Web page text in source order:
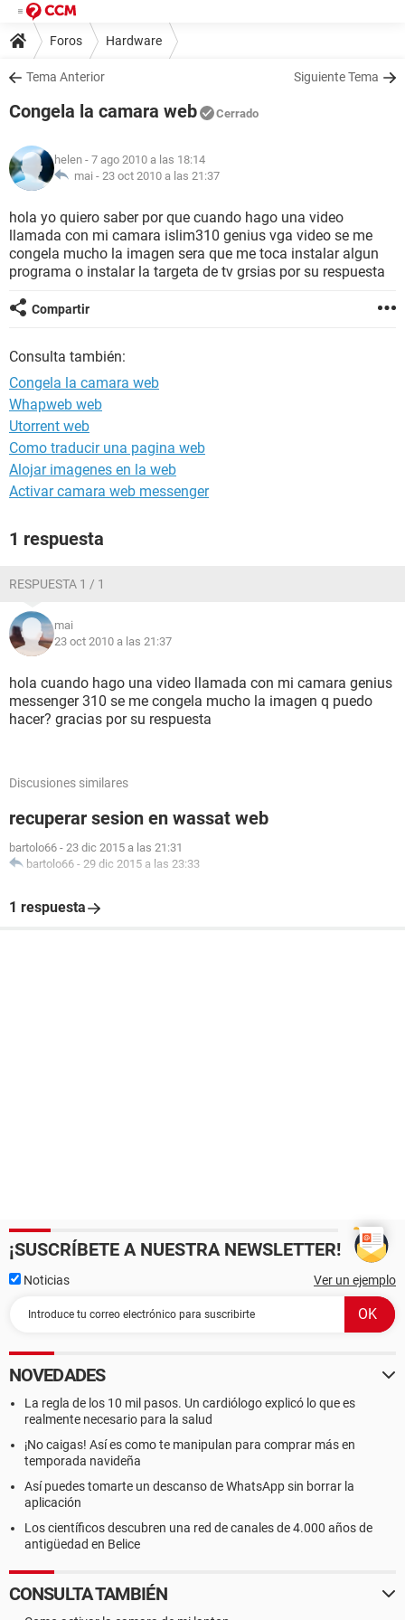
Foros Hardware
Tema Anterior Siguiente Tema
Congela la camara web Cerrado
helen - 7 ago 2010 a las 18:14
mai - 23 oct 2010 a las 21:37
hola yo quiero saber por que cuando hago una video
llamada con mi camara islim310 genius vga video se me
congela mucho la imagen sera que me toca instalar algun
programa o instalar la targeta de tv grsias por su respuesta
Compartir
Consulta también:
Congela la camara web
Whapweb web
Utorrent web
Como traducir una pagina web
Alojar imagenes en la web
Activar camara web messenger
1 respuesta
RESPUESTA 1 / 1
mai
23 oct 2010 a las 21:37
hola cuando hago una video llamada con mi camara genius
messenger 310 se me congela mucho la imagen q puedo
hacer? gracias por su respuesta
Discusiones similares
recuperar sesion en wassat web
bartolo66 - 23 dic 2015 a las 21:31
bartolo66 - 29 dic 2015 a las 23:33
1 respuesta
¡SUSCRÍBETE A NUESTRA NEWSLETTER!
Noticias Ver un ejemplo
NOVEDADES
La regla de los 10 mil pasos. Un cardiólogo explicó lo que es
realmente necesario para la salud
¡No caigas! Así es como te manipulan para comprar más en
temporada navideña
Así puedes tomarte un descanso de WhatsApp sin borrar la
aplicación
Los científicos descubren una red de canales de 4.000 años de
antigüedad en Belice
CONSULTA TAMBIÉN